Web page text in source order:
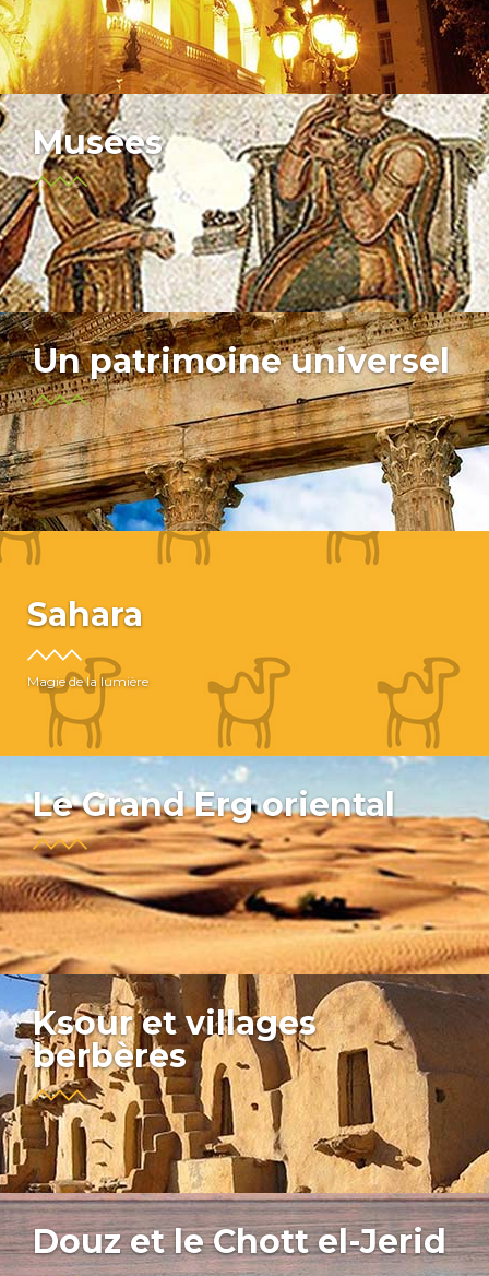
Musées
Un patrimoine universel
Sahara
Magie de la lumière
Le Grand Erg oriental
Ksour et villages
berbères
Douz et le Chott el-Jerid